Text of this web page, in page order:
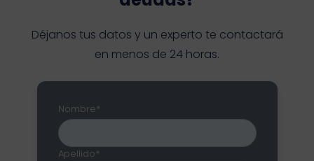
Déjanos tus datos y un experto te contactará
en menos de 24 horas.
Nombre*
Apellido*